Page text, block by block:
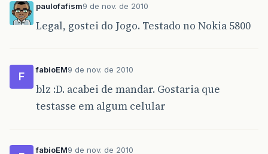
paulofafism9 de nov. de 2010
Legal, gostei do Jogo. Testado no Nokia 5800
F
fabioEM9 de nov. de 2010
blz :D. acabei de mandar. Gostaria que
testasse em algum celular
fabioEM9 de nov. de 2010